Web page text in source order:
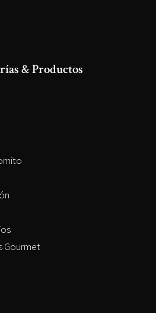
& Productos
Gourmet